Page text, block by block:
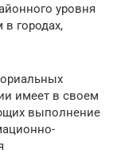
уровня
городах,
имеет в своем
выполнение